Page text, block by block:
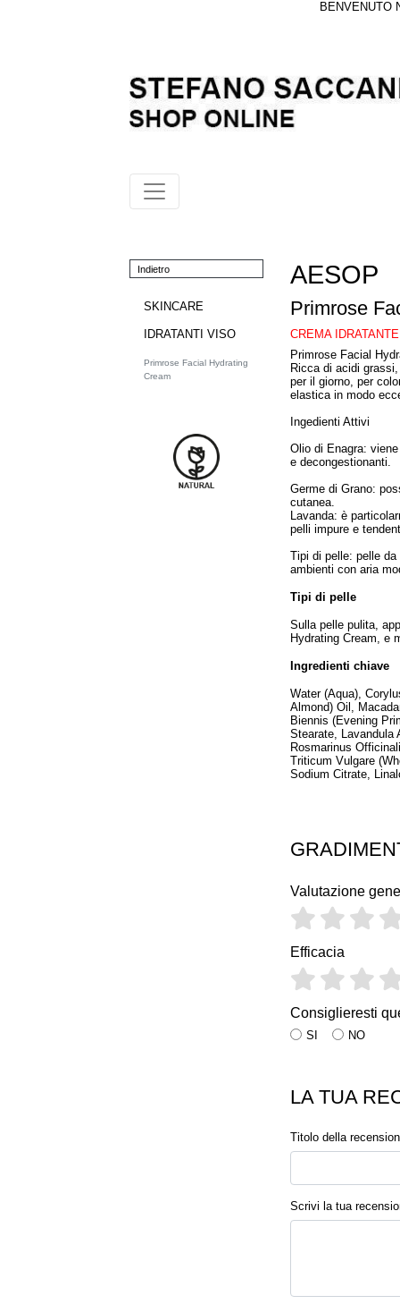
BENVENUTO
Indietro
SKINCARE
IDRATANTI VISO
Primrose Facial Hydrating
Cream
AESOP
Primrose
CREMA
Primrose Facial
Ricca di acidi
per il giorno, per
elastica in modo
Ingedienti Attivi
Olio di Enagra:
e decongestionanti.
Germe di Grano:
cutanea.
Lavanda: è
pelli impure e
Tipi di pelle: pelle
ambienti con aria
Tipi di pelle
Sulla pelle pulita,
Hydrating Cream, e
Ingredienti chiave
Water (Aqua),
Almond) Oil,
Biennis (Evening
Stearate, Lavandula
Rosmarinus
Triticum Vulgare
Sodium Citrate,
Valutazione
Efficacia
Consiglieresti
SI NO
LA TUA
Titolo della
Scrivi la tua